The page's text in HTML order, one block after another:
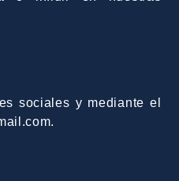
sociales y mediante el